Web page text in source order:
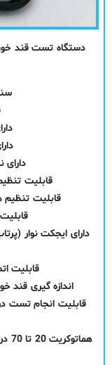
دارای 25 عدد
دارای
قابلیت تنظیم تا 5 یادآور در روز
قابلیت تنظیم
دارای ایجکت نوار
قابلیت
اندازه گیری قند خون با 8 الکترود در نوار